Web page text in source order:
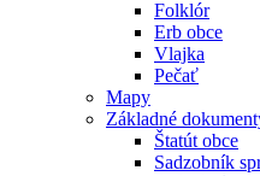
Folklór
Erb obce
Vlajka
Pečať
Mapy
Základné
Štatút obce
Sadzobník